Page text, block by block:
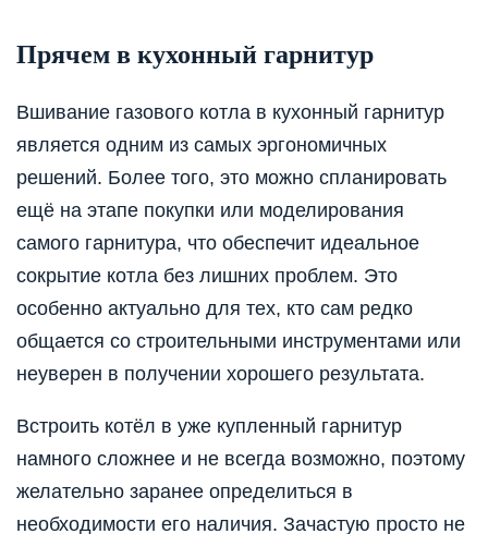
Прячем в кухонный гарнитур
Вшивание газового котла в кухонный гарнитур
является одним из самых эргономичных
решений. Более того, это можно спланировать
ещё на этапе покупки или моделирования
самого гарнитура, что обеспечит идеальное
сокрытие котла без лишних проблем. Это
особенно актуально для тех, кто сам редко
общается со строительными инструментами или
неуверен в получении хорошего результата.
Встроить котёл в уже купленный гарнитур
намного сложнее и не всегда возможно, поэтому
желательно заранее определиться в
необходимости его наличия. Зачастую просто не